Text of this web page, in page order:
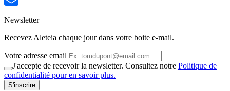
Newsletter
Recevez Aleteia chaque jour dans votre boite e-mail.
Votre adresse email
J'accepte de recevoir la newsletter. Consultez notre Politique de
confidentialité pour en savoir plus.
S'inscrire